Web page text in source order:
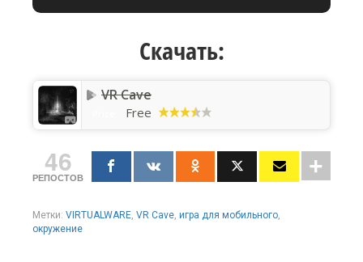
Скачать:
VR Cave
Free
46
РЕПОСТОВ
Метки: VIRTUALWARE, VR Cave, игра для мобильного,
окружение